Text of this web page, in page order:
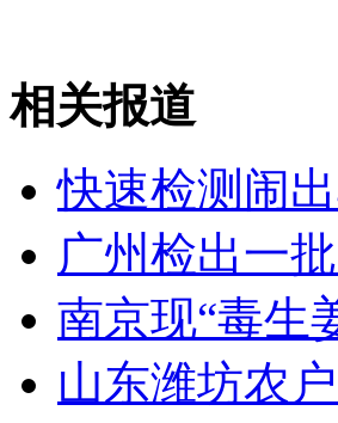
无痛分娩是否安全 医生回应
外交部：有关国家言论片面不公
安徽一实载49人客车翻车
相关报道
快速检测闹
广州检出一
南京现“毒生
山东潍坊农